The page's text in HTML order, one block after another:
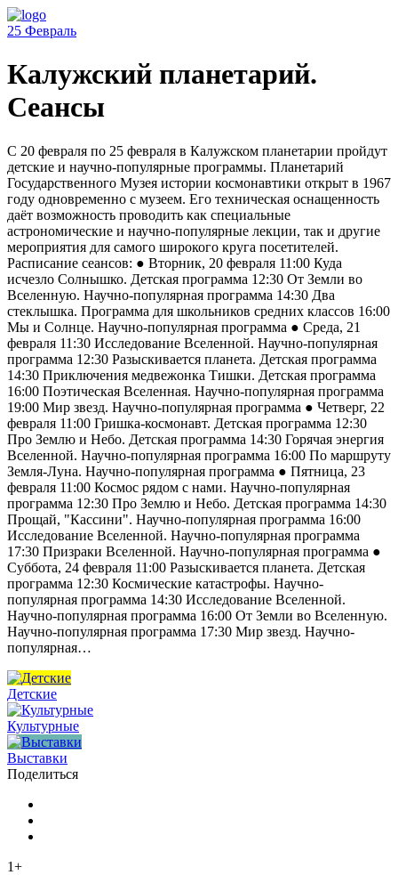
25 Февраль
Калужский планетарий.
Сеансы
С 20 февраля по 25 февраля в Калужском планетарии пройдут
детские и научно-популярные программы. Планетарий
Государственного Музея истории космонавтики открыт в 1967
году одновременно с музеем. Его техническая оснащенность
даёт возможность проводить как специальные
астрономические и научно-популярные лекции, так и другие
мероприятия для самого широкого круга посетителей.
Расписание сеансов: ● Вторник, 20 февраля 11:00 Куда
исчезло Солнышко. Детская программа 12:30 От Земли во
Вселенную. Научно-популярная программа 14:30 Два
стеклышка. Программа для школьников средних классов 16:00
Мы и Солнце. Научно-популярная программа ● Среда, 21
февраля 11:30 Исследование Вселенной. Научно-популярная
программа 12:30 Разыскивается планета. Детская программа
14:30 Приключения медвежонка Тишки. Детская программа
16:00 Поэтическая Вселенная. Научно-популярная программа
19:00 Мир звезд. Научно-популярная программа ● Четверг, 22
февраля 11:00 Гришка-космонавт. Детская программа 12:30
Про Землю и Небо. Детская программа 14:30 Горячая энергия
Вселенной. Научно-популярная программа 16:00 По маршруту
Земля-Луна. Научно-популярная программа ● Пятница, 23
февраля 11:00 Космос рядом с нами. Научно-популярная
программа 12:30 Про Землю и Небо. Детская программа 14:30
Прощай, "Кассини". Научно-популярная программа 16:00
Исследование Вселенной. Научно-популярная программа
17:30 Призраки Вселенной. Научно-популярная программа ●
Суббота, 24 февраля 11:00 Разыскивается планета. Детская
программа 12:30 Космические катастрофы. Научно-
популярная программа 14:30 Исследование Вселенной.
Научно-популярная программа 16:00 От Земли во Вселенную.
Научно-популярная программа 17:30 Мир звезд. Научно-
популярная…
Детские
Культурные
Выставки
Поделиться
1+